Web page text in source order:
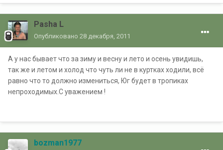
Pasha L
Опубликовано 28 декабря, 2011
А у нас бывает что за зиму и весну и лето и осень увидишь,
так же и летом и холод что чуть ли не в куртках ходили, всё
равно что то должно измениться, Юг будет в тропиках
непроходимых.С уважением !
bozman1977